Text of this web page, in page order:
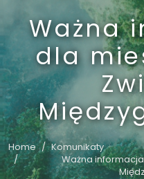
Ważna
dla
Home
Komunikaty
Ważna